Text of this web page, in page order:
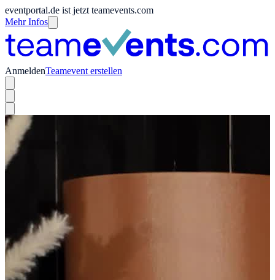
eventportal.de ist jetzt teamevents.com
Mehr Infos
AnmeldenTeamevent erstellen